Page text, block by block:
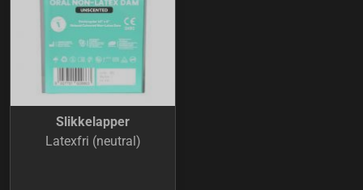
Slikkelapper
Latexfri (neutral)